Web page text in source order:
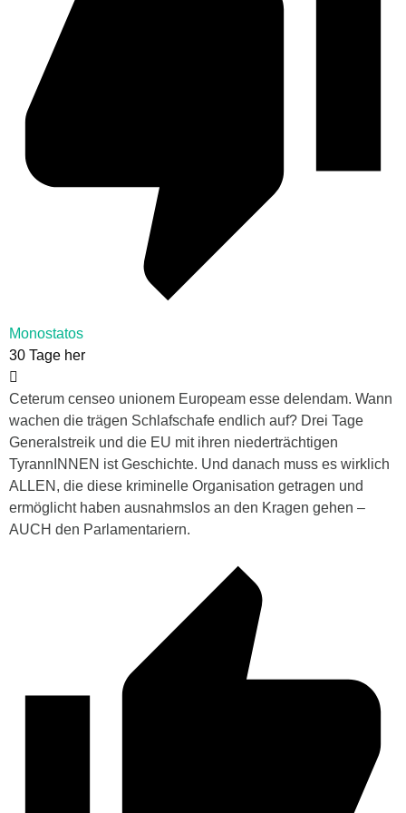
Monostatos
30 Tage her
Ceterum censeo unionem Europeam esse delendam. Wann
wachen die trägen Schlafschafe endlich auf? Drei Tage
Generalstreik und die EU mit ihren niederträchtigen
TyrannINNEN ist Geschichte. Und danach muss es wirklich
ALLEN, die diese kriminelle Organisation getragen und
ermöglicht haben ausnahmslos an den Kragen gehen –
AUCH den Parlamentariern.